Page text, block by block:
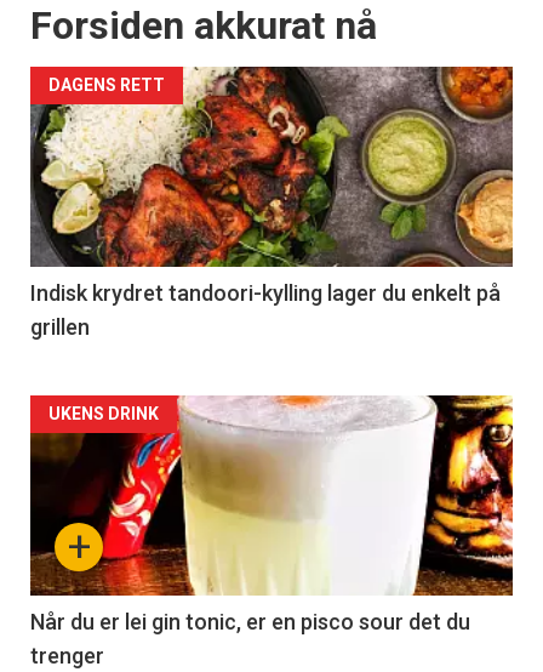
Forsiden akkurat nå
DAGENS RETT
Indisk krydret tandoori-kylling lager du enkelt på
grillen
Forsiden
akkurat
nå
-
2
+
UKENS DRINK
Når du er lei gin tonic, er en pisco sour det du
trenger